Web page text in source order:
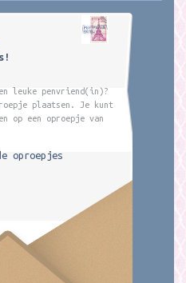
leuke penvriend(in)?
plaatsen. Je kunt
op een oproepje van
oproepjes